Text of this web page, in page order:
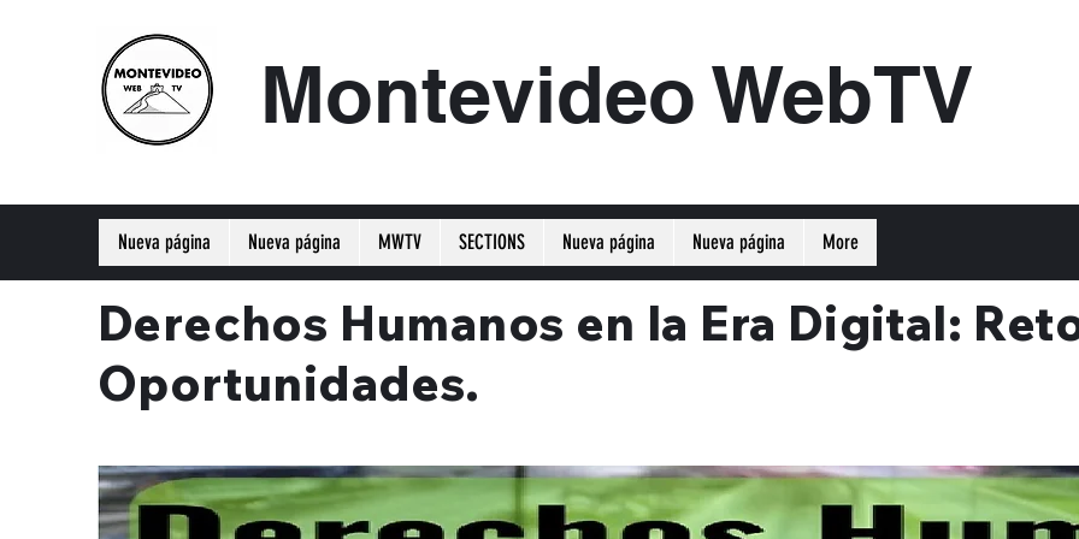
Montevideo WebTV
Derechos Humanos en la Era Digital:
Oportunidades.
Nueva página Nueva página MWTV SECTIONS Nueva página Nueva página More